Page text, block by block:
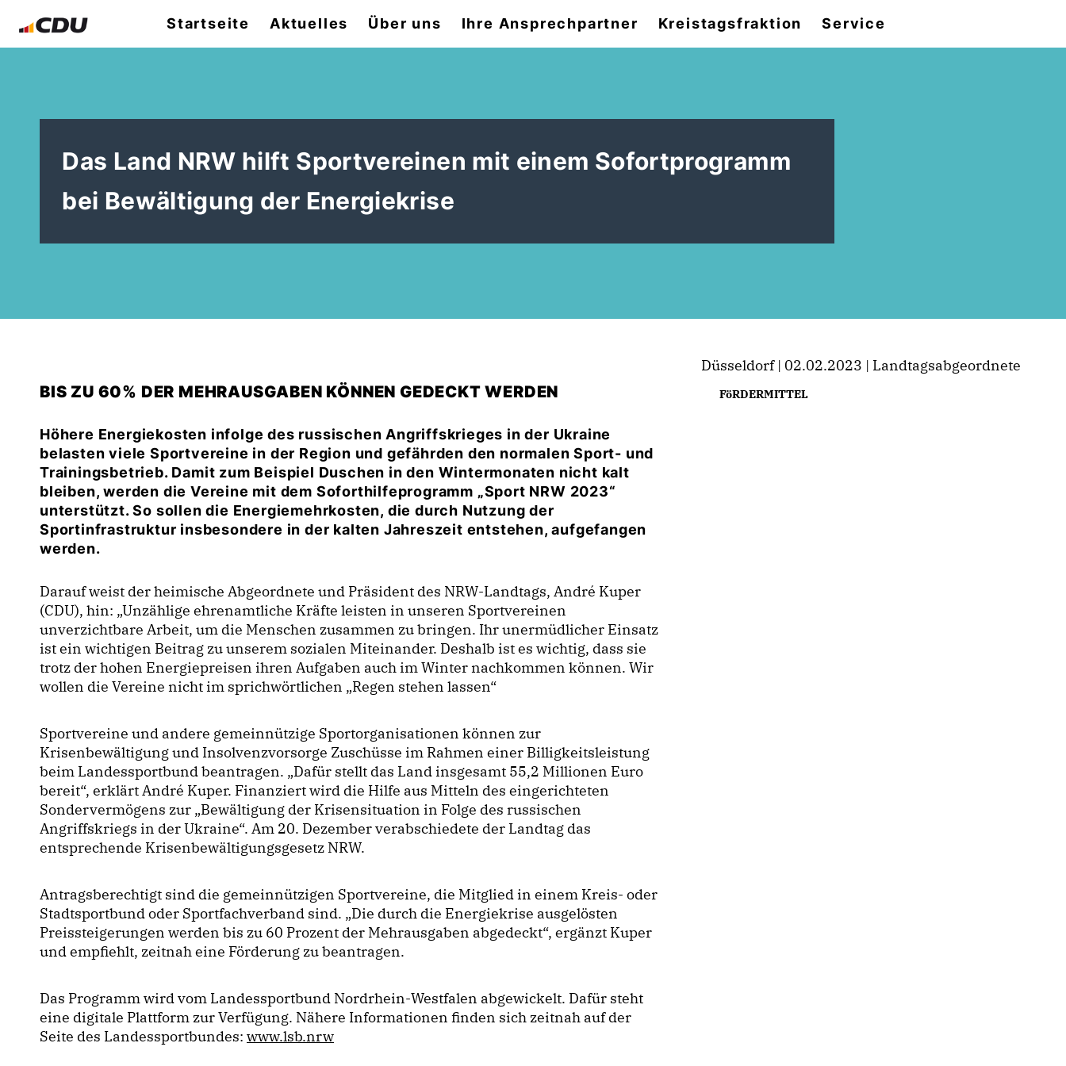
Startseite Aktuelles Über uns Ihre Ansprechpartner Kreistagsfraktion Service
Das Land NRW hilft Sportvereinen mit einem Sofortprogramm
bei Bewältigung der Energiekrise
BIS ZU 60% DER MEHRAUSGABEN KÖNNEN GEDECKT WERDEN
Höhere Energiekosten infolge des russischen Angriffskrieges in der Ukraine
belasten viele Sportvereine in der Region und gefährden den normalen Sport- und
Trainingsbetrieb. Damit zum Beispiel Duschen in den Wintermonaten nicht kalt
bleiben, werden die Vereine mit dem Soforthilfeprogramm „Sport NRW 2023“
unterstützt. So sollen die Energiemehrkosten, die durch Nutzung der
Sportinfrastruktur insbesondere in der kalten Jahreszeit entstehen, aufgefangen
werden.
Darauf weist der heimische Abgeordnete und Präsident des NRW-Landtags, André Kuper
(CDU), hin: „Unzählige ehrenamtliche Kräfte leisten in unseren Sportvereinen
unverzichtbare Arbeit, um die Menschen zusammen zu bringen. Ihr unermüdlicher Einsatz
ist ein wichtigen Beitrag zu unserem sozialen Miteinander. Deshalb ist es wichtig, dass sie
trotz der hohen Energiepreisen ihren Aufgaben auch im Winter nachkommen können. Wir
wollen die Vereine nicht im sprichwörtlichen „Regen stehen lassen“
Sportvereine und andere gemeinnützige Sportorganisationen können zur
Krisenbewältigung und Insolvenzvorsorge Zuschüsse im Rahmen einer Billigkeitsleistung
beim Landessportbund beantragen. „Dafür stellt das Land insgesamt 55,2 Millionen Euro
bereit“, erklärt André Kuper. Finanziert wird die Hilfe aus Mitteln des eingerichteten
Sondervermögens zur „Bewältigung der Krisensituation in Folge des russischen
Angriffskriegs in der Ukraine“. Am 20. Dezember verabschiedete der Landtag das
entsprechende Krisenbewältigungsgesetz NRW.
Antragsberechtigt sind die gemeinnützigen Sportvereine, die Mitglied in einem Kreis- oder
Stadtsportbund oder Sportfachverband sind. „Die durch die Energiekrise ausgelösten
Preissteigerungen werden bis zu 60 Prozent der Mehrausgaben abgedeckt“, ergänzt Kuper
und empfiehlt, zeitnah eine Förderung zu beantragen.
Das Programm wird vom Landessportbund Nordrhein-Westfalen abgewickelt. Dafür steht
eine digitale Plattform zur Verfügung. Nähere Informationen finden sich zeitnah auf der
Seite des Landessportbundes: www.lsb.nrw
Düsseldorf | 02.02.2023 | Landtagsabgeordnete
FöRDERMITTEL